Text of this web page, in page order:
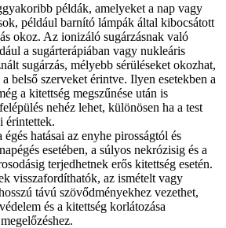
példák, amelyeket a nap vagy
például barnító lámpák által kibocsátott
okoz. Az ionizáló sugárzásnak való
a sugárterápiában vagy nukleáris
sugárzás, mélyebb sérüléseket okozhat,
belső szerveket érintve. Ilyen esetekben a
a kitettség megszűnése után is
nehéz lehet, különösen ha a test
érintettek.
égés hatásai az enyhe pirosságtól és
esetében, a súlyos nekrózisig és a
terjedhetnek erős kitettség esetén.
visszafordíthatók, az ismételt vagy
távú szövődményekhez vezethet,
és a kitettség korlátozása